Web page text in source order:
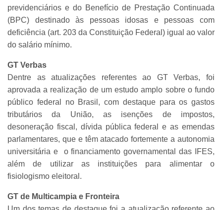
previdenciários e do Benefício de Prestação Continuada
(BPC) destinado às pessoas idosas e pessoas com
deficiência (art. 203 da Constituição Federal) igual ao valor
do salário mínimo.
GT Verbas
Dentre as atualizações referentes ao GT Verbas, foi
aprovada a realização de um estudo amplo sobre o fundo
público federal no Brasil, com destaque para os gastos
tributários da União, as isenções de impostos,
desoneração fiscal, dívida pública federal e as emendas
parlamentares, que e têm atacado fortemente a autonomia
universitária e o financiamento governamental das IFES,
além de utilizar as instituições para alimentar o
fisiologismo eleitoral.
GT de Multicampia e Fronteira